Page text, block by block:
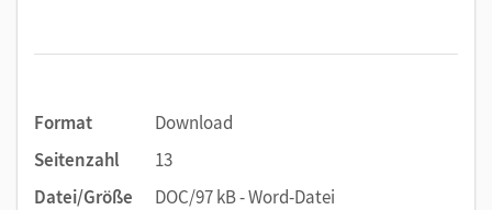
Format
Download
Seitenzahl
13
Datei/Größe
DOC/97 kB - Word-Datei